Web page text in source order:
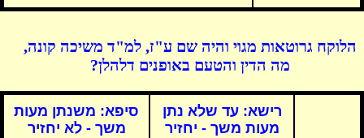
הלוקח גרוטאות מגוי והיה שם ע"ז, למ"ד משיכה קונה,
מה הדין והטעם באופנים דלהלן?
רישא: עד שלא נתן
מעות משך - יחזיר
סיפא: משנתן מעות
משך - לא יחזיר